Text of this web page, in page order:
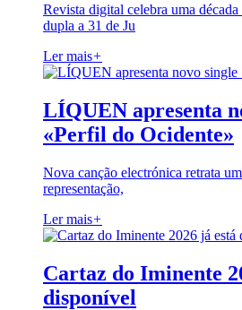
Revista digital celebra uma década
dupla a 31 de Ju
Ler mais+
LÍQUEN apresenta
«Perfil do Ocidente»
Nova canção electrónica retrata
representação,
Ler mais+
Cartaz do Iminente
disponível